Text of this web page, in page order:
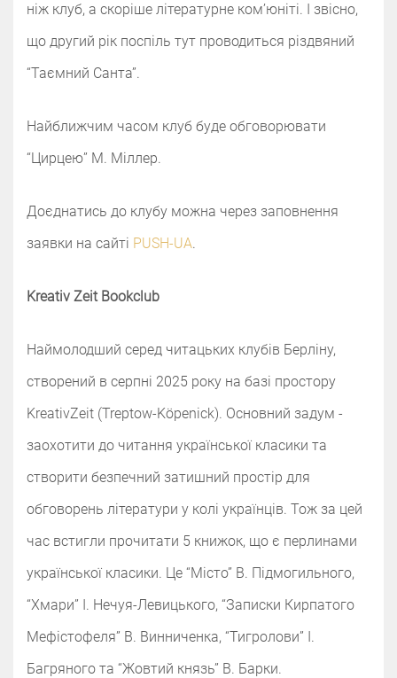
ніж клуб, а скоріше літературне комʼюніті. І звісно,
що другий рік поспіль тут проводиться різдвяний
“Таємний Санта”.
Найближчим часом клуб буде обговорювати
“Цирцею” М. Міллер.
Доєднатись до клубу можна через заповнення
заявки на сайті PUSH-UA.
Kreativ Zeit Bookclub
Наймолодший серед читацьких клубів Берліну,
створений в серпні 2025 року на базі простору
KreativZeit (Treptow-Köpenick). Основний задум -
заохотити до читання української класики та
створити безпечний затишний простір для
обговорень літератури у колі українців. Тож за цей
час встигли прочитати 5 книжок, що є перлинами
української класики. Це “Місто” В. Підмогильного,
“Хмари” І. Нечуя-Левицького, “Записки Кирпатого
Мефістофеля” В. Винниченка, “Тигролови” І.
Багряного та “Жовтий князь” В. Барки.